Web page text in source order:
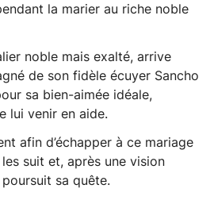
la marier au riche noble
noble mais exalté, arrive
de son fidèle écuyer Sancho
sa bien-aimée idéale,
lui venir en aide.
afin d’échapper à ce mariage
suit et, après une vision
sa quête.